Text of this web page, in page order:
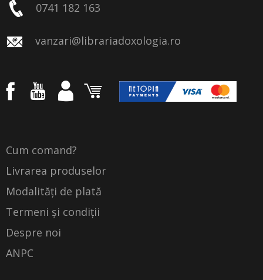
0741 182 163
vanzari@librariadoxologia.ro
Cum comand?
Livrarea produselor
Modalități de plată
Termeni și condiții
Despre noi
ANPC